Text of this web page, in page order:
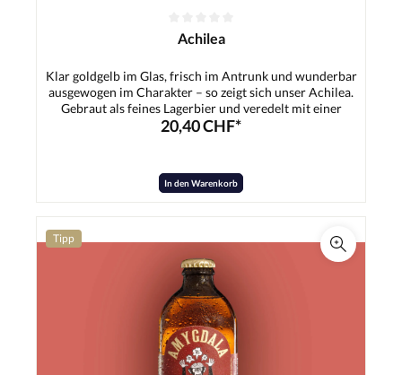
Achilea
Klar goldgelb im Glas, frisch im Antrunk und wunderbar
ausgewogen im Charakter – so zeigt sich unser Achilea.
Gebraut als feines Lagerbier und veredelt mit einer
besonderen Schafgarbe, bekommt dieses Bier genau das,
verbindet sich harmonisch mit dem schlanken Malzkörper
und einer sanften, sauber eingebundenen Bittere. Das
Ergebnis ist ein erfrischendes, überraschend
vielschichtiges Lager, das leicht trinkbar bleibt – und
trotzdem im Gedächtnis bleibt.Zutaten:Wasser,
20,40 CHF*
In den Warenkorb
Tipp